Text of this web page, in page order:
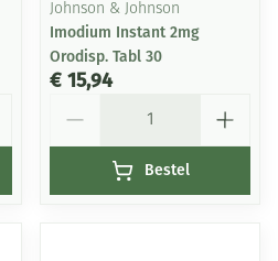
Johnson & Johnson
Imodium Instant 2mg
Orodisp. Tabl 30
€ 15,94
Bestel